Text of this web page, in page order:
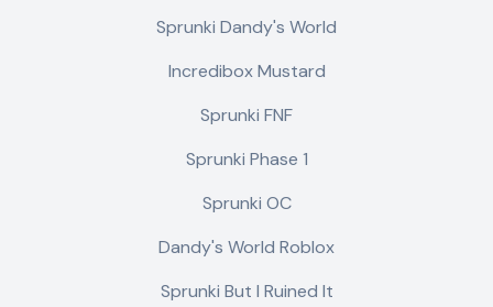
Sprunki Dandy's World
Incredibox Mustard
Sprunki FNF
Sprunki Phase 1
Sprunki OC
Dandy's World Roblox
Sprunki But I Ruined It